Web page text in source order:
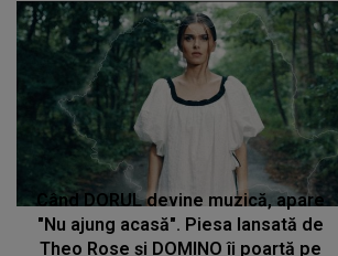
Când DORUL devine muzică, apare
"Nu ajung acasă". Piesa lansată de
Theo Rose și DOMINO îi poartă pe